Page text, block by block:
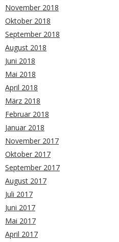
November 2018
Oktober 2018
September 2018
August 2018
Juni 2018
Mai 2018
April 2018
März 2018
Februar 2018
Januar 2018
November 2017
Oktober 2017
September 2017
August 2017
Juli 2017
Juni 2017
Mai 2017
April 2017